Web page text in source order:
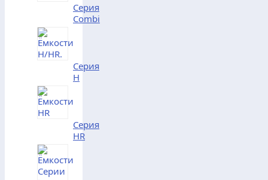
Серия
Combi
Серия
H
Серия
HR